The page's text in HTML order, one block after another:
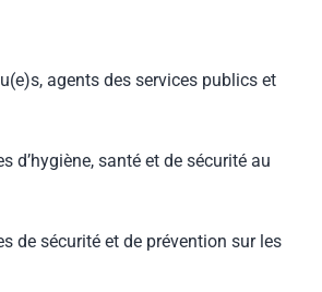
agents des services publics et
d’hygiène, santé et de sécurité au
de sécurité et de prévention sur les